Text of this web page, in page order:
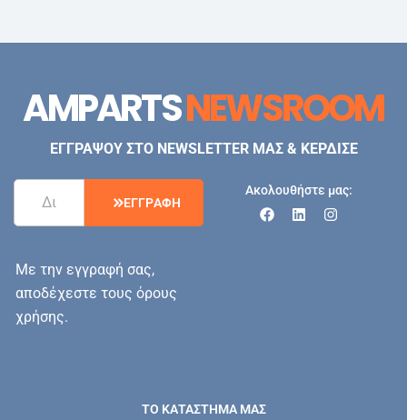
AMPARTSNEWSROOM
ΕΓΓΡΑΨΟΥ ΣΤΟ NEWSLETTER ΜΑΣ & ΚΕΡΔΙΣΕ
ΕΓΓΡΑΦΗ
Με την εγγραφή σας,
αποδέχεστε τους όρους
χρήσης.
Ακολουθήστε μας:
ΤΟ ΚΑΤΑΣΤΗΜΑ ΜΑΣ